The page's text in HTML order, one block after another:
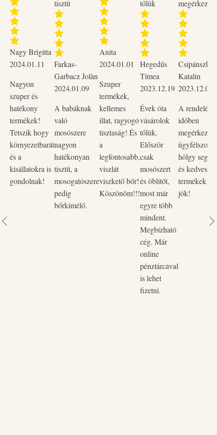
Nagy Brigitta
2024.01.11
Nagyon
szuper és
hatékony
termékek!
Tetszik hogy
környezetbarát
és a
kisállatokra is
gondolnak!
tisztít
Farkas-
Garbacz Jolàn
2024.01.09
A babáknak
való
mosószere
nagyon
hatékonyan
tisztít, a
mosogatószere
pedig
bőrkímélő.
Anita
2024.01.01
Szuper
termékek,
kellemes
illat, ragyogó
tisztaság! És
a
legfontosabb,
viszlát
viszkető bőr!
Köszönöm!!!
tőlük
Hegedűs
Tímea
2023.12.19
Évek óta
vásárolok
tőlük.
Először
csak
mosószert
és öblítőt,
most már
egyre több
mindent.
Megbízható
cég. Már
online
pénztárcával
is lehet
fizetni.
megérkezett
Csipánszky
Katalin
2023.12.02
A
időben
hölgy
és kedves
termékek
jók!